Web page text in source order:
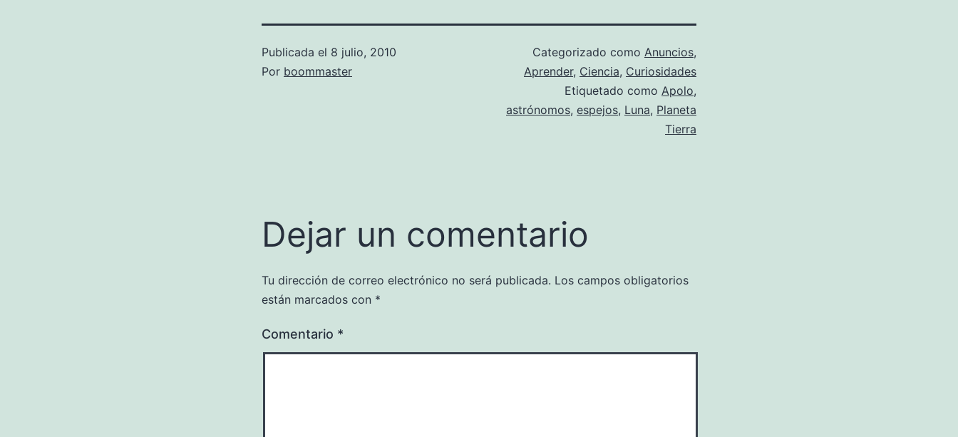
Publicada el 8 julio, 2010
Por boommaster
Categorizado como Anuncios,
Aprender, Ciencia, Curiosidades
Etiquetado como Apolo,
astrónomos, espejos, Luna, Planeta
Tierra
Dejar un comentario
Tu dirección de correo electrónico no será publicada. Los campos obligatorios
están marcados con *
Comentario *